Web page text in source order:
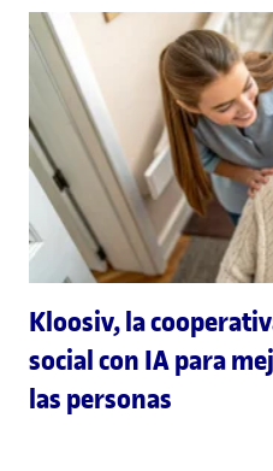
Kloosiv, la
social con IA para
las personas